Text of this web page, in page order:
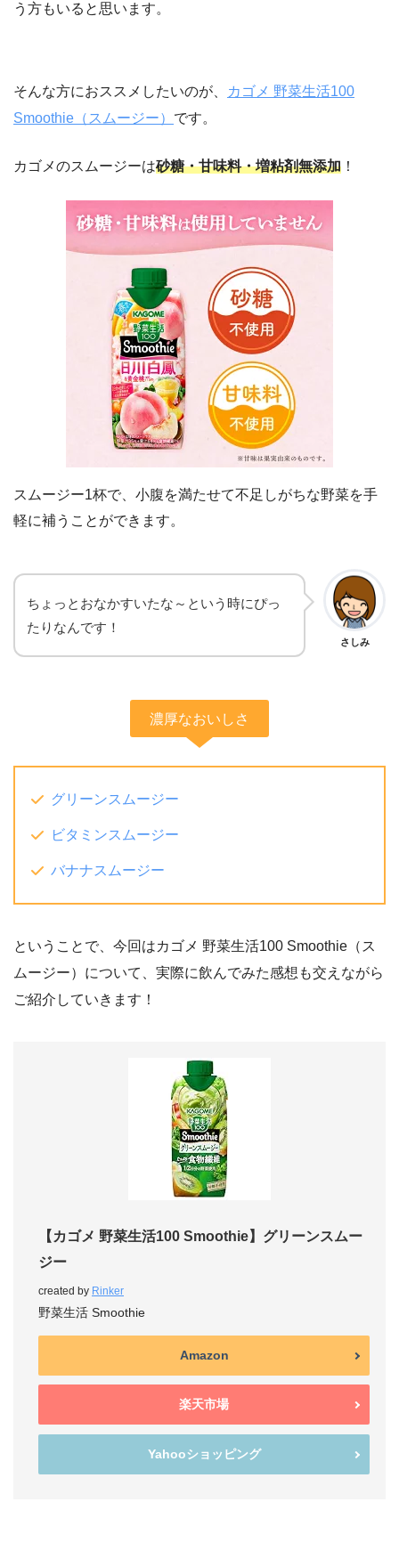
う方もいると思います。
そんな方におススメしたいのが、
カゴメ 野菜生活100
Smoothie（スムージー） です。
カゴメのスムージーは砂糖・甘味料・増粘剤無添加 ！
スムージー1杯で、小腹を満たせて不足しがちな野菜を手
軽に補うことができます。
さしみ
ちょっとおなかすいたな～という時にぴっ
たりなんです！
濃厚なおいしさ
グリーンスムージー
ビタミンスムージー
バナナスムージー
ということで、今回はカゴメ 野菜生活100 Smoothie（ス
ムージー）について、実際に飲んでみた感想も交えながら
ご紹介していきます！
【カゴメ 野菜生活100 Smoothie】グリーンスムー
ジー
created by Rinker
野菜生活 Smoothie
Amazon
楽天市場
Yahooショッピング